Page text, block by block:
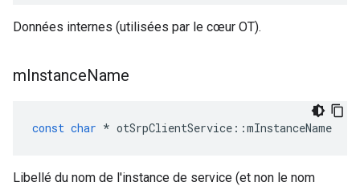
Données internes (utilisées par le cœur OT).
mInstanceName
const char * otSrpClientService ::mInstanceName
Libellé du nom de l'instance de service (et non le nom